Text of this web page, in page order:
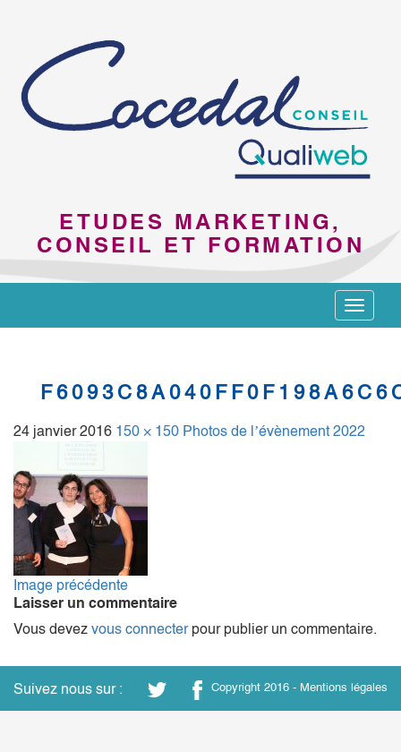
ETUDES MARKETING,
CONSEIL ET FORMATION
Toggle
24 janvier 2016 150 × 150 Photos de l’évènement 2022
Image précédente
Laisser un commentaire
Vous devez vous connecterpour publier un commentaire.
Suivez nous sur : Copyright 2016 - Mentions légales